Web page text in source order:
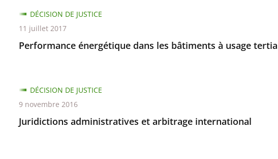
Performance énergétique dans les bâtiments à usage
DÉCISION DE JUSTICE
11 juillet 2017
Juridictions administratives et arbitrage international
DÉCISION DE JUSTICE
9 novembre 2016